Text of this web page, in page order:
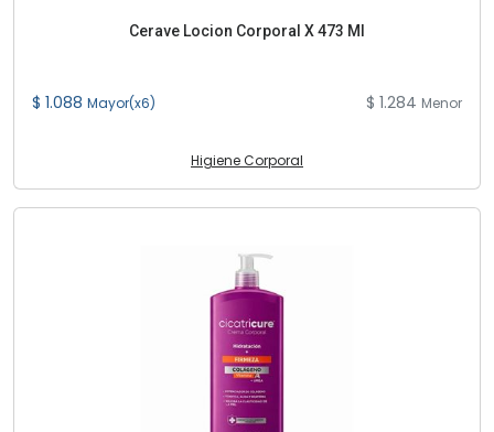
Cerave Locion Corporal X 473 Ml
$ 1.088 Mayor(x6) $ 1.284 Menor
Higiene Corporal